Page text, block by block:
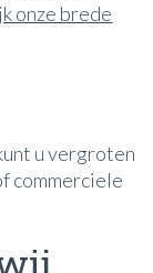
onze brede
u vergroten
commerciele